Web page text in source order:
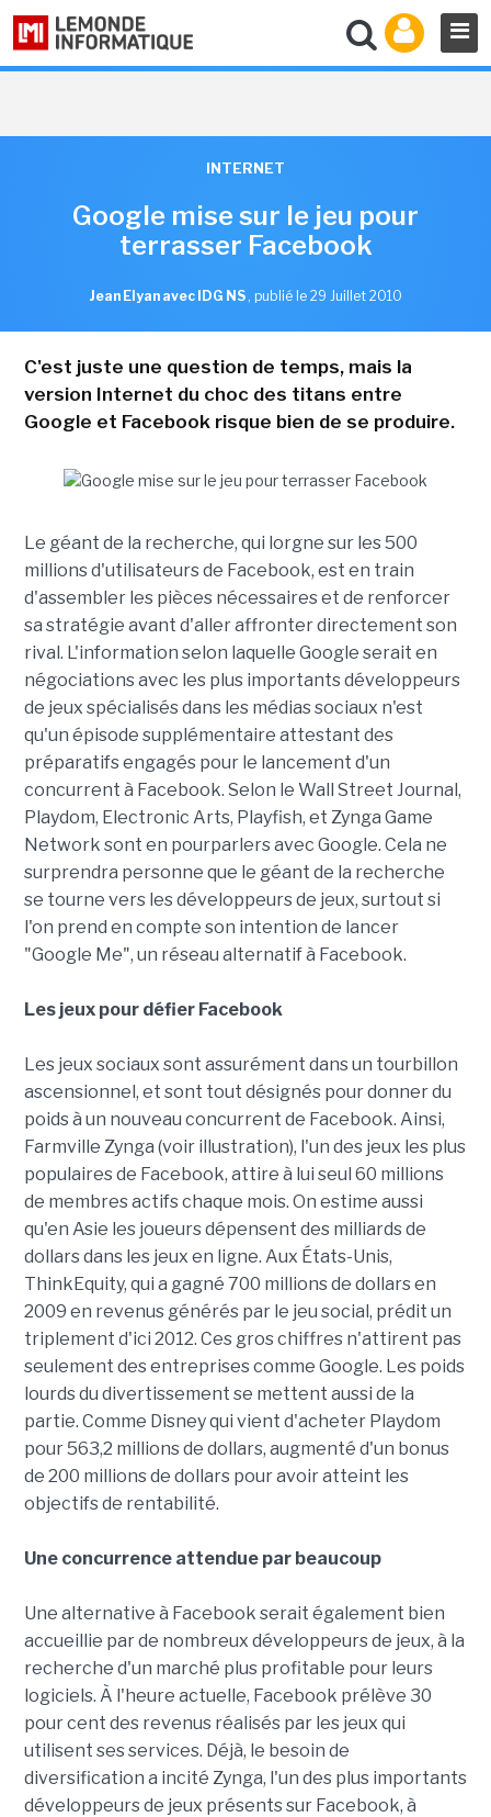
INTERNET
Google mise sur le jeu pour
terrasser Facebook
Jean Elyan avec IDG NS , publié le 29 Juillet 2010
C'est juste une question de temps, mais la
version Internet du choc des titans entre
Google et Facebook risque bien de se produire.
Le géant de la recherche, qui lorgne sur les 500
millions d'utilisateurs de Facebook, est en train
d'assembler les pièces nécessaires et de renforcer
sa stratégie avant d'aller affronter directement son
rival. L'information selon laquelle Google serait en
négociations avec les plus importants développeurs
de jeux spécialisés dans les médias sociaux n'est
qu'un épisode supplémentaire attestant des
préparatifs engagés pour le lancement d'un
concurrent à Facebook. Selon le Wall Street Journal,
Playdom, Electronic Arts, Playfish, et Zynga Game
Network sont en pourparlers avec Google. Cela ne
surprendra personne que le géant de la recherche
se tourne vers les développeurs de jeux, surtout si
l'on prend en compte son intention de lancer
"Google Me", un réseau alternatif à Facebook.
Les jeux pour défier Facebook
Les jeux sociaux sont assurément dans un tourbillon
ascensionnel, et sont tout désignés pour donner du
poids à un nouveau concurrent de Facebook. Ainsi,
Farmville Zynga (voir illustration), l'un des jeux les plus
populaires de Facebook, attire à lui seul 60 millions
de membres actifs chaque mois. On estime aussi
qu'en Asie les joueurs dépensent des milliards de
dollars dans les jeux en ligne. Aux États-Unis,
ThinkEquity, qui a gagné 700 millions de dollars en
2009 en revenus générés par le jeu social, prédit un
triplement d'ici 2012. Ces gros chiffres n'attirent pas
seulement des entreprises comme Google. Les poids
lourds du divertissement se mettent aussi de la
partie. Comme Disney qui vient d'acheter Playdom
pour 563,2 millions de dollars, augmenté d'un bonus
de 200 millions de dollars pour avoir atteint les
objectifs de rentabilité.
Une concurrence attendue par beaucoup
Une alternative à Facebook serait également bien
accueillie par de nombreux développeurs de jeux, à la
recherche d'un marché plus profitable pour leurs
logiciels. À l'heure actuelle, Facebook prélève 30
pour cent des revenus réalisés par les jeux qui
utilisent ses services. Déjà, le besoin de
diversification a incité Zynga, l'un des plus importants
développeurs de jeux présents sur Facebook, à